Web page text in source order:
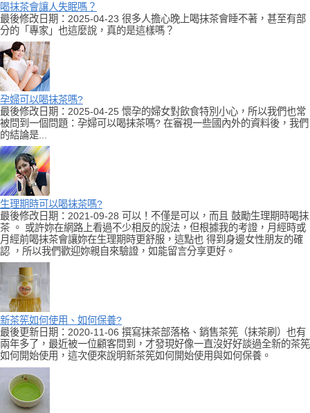
喝抹茶會讓人失眠嗎？
最後修改日期：2025-04-23 很多人擔心晚上喝抹茶會睡不著，甚至有部
分的「專家」也這麼說，真的是這樣嗎？
孕婦可以喝抹茶嗎?
最後修改日期：2025-04-25 懷孕的婦女對飲食特別小心，所以我們也常
被問到一個問題：孕婦可以喝抹茶嗎? 在審視一些國內外的資料後，我們
的結論是...
生理期時可以喝抹茶嗎?
最後修改日期：2021-09-28 可以！不僅是可以，而且 鼓勵生理期時喝抹
茶 。 或許妳在網路上看過不少相反的說法，但根據我的考證，月經時或
月經前喝抹茶會讓妳在生理期時更舒服，這點也 得到身邊女性朋友的確
認 ，所以我們歡迎妳親自來驗證，如能留言分享更好。
新茶筅如何使用、如何保養?
最後更新日期：2020-11-06 撰寫抹茶部落格、銷售茶筅（抹茶刷）也有
兩年多了，最近被一位顧客問到，才發現好像一直沒好好談過全新的茶筅
如何開始使用，這次便來說明新茶筅如何開始使用與如何保養。